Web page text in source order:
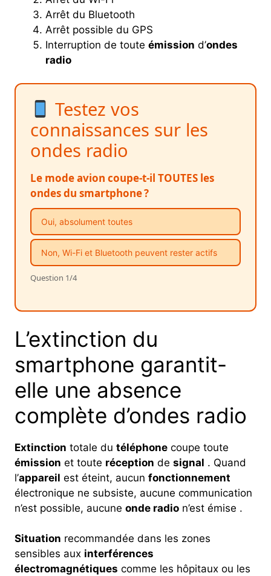
Arrêt du Bluetooth
Arrêt possible du GPS
Interruption de toute émission d’ondes
radio
Testez vos
connaissances sur les
ondes radio
Le mode avion coupe-t-il TOUTES les
ondes du smartphone ?
Oui, absolument toutes
Non, Wi-Fi et Bluetooth peuvent rester actifs
Question 1/4
L’extinction du
smartphone garantit-
elle une absence
complète d’ondes radio
Extinction totale du téléphone coupe toute
émission et toute réception de signal . Quand
l’appareil est éteint, aucun fonctionnement
électronique ne subsiste, aucune communication
n’est possible, aucune onde radio n’est émise .
Situation recommandée dans les zones
sensibles aux interférences
électromagnétiques comme les hôpitaux ou les